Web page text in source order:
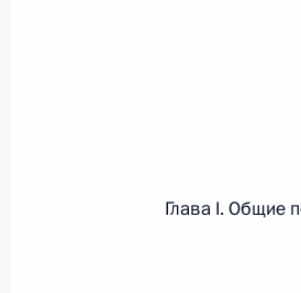
О внесении
Глава I. Общие